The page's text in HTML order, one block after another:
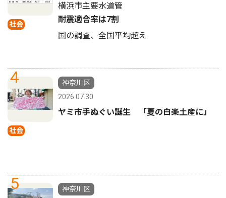
社会
横浜市主要水道管
耐震適合率は7割
国の調査、全国平均超え
4
社会
神奈川区
2026.07.30
ヤミ市手ぬぐい誕生 「夏の白楽土産に」
5
神奈川区